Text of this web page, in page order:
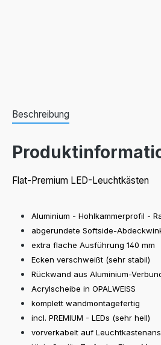
Beschreibung
Flat-Premium LED-Leuchtkästen
Aluminium - Hohlkammerprofil -
abgerundete Softside-
extra flache Ausführung 140 mm
Ecken verschweißt (sehr stabil)
Rückwand aus Aluminium-
Acrylscheibe in OPALWEISS
komplett wandmontagefertig
incl. PREMIUM - LEDs (sehr hell)
vorverkabelt auf